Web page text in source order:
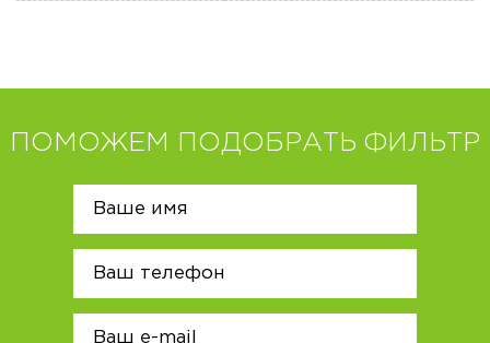
ПОМОЖЕМ ПОДОБРАТЬ ФИЛЬТР